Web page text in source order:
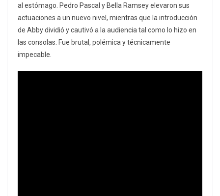
al estómago. Pedro Pascal y Bella Ramsey elevaron sus
actuaciones a un nuevo nivel, mientras que la introducción
de Abby dividió y cautivó a la audiencia tal como lo hizo en
las consolas. Fue brutal, polémica y técnicamente
impecable.